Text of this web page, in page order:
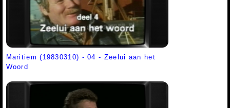
Maritiem (19830310) - 04 - Zeelui aan het
Woord